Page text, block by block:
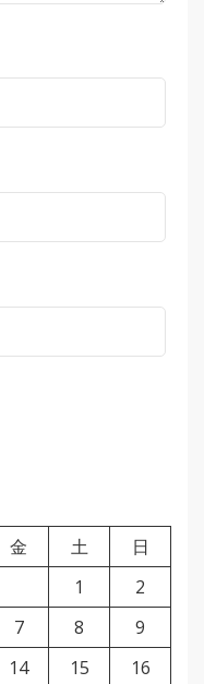
金 土
日
1
2
7 8
9
14 15
16